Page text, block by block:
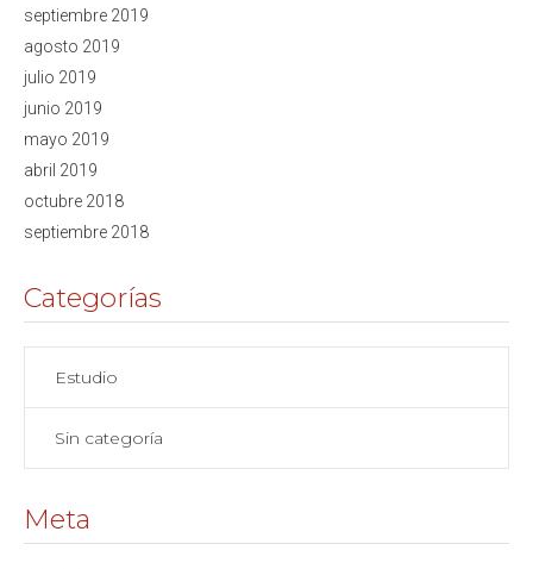
septiembre 2019
agosto 2019
julio 2019
junio 2019
mayo 2019
abril 2019
octubre 2018
septiembre 2018
Categorías
Estudio
Sin categoría
Meta